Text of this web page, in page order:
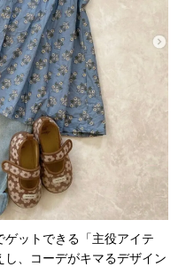
ットできる「主役アイテ
、コーデがキマるデザイン